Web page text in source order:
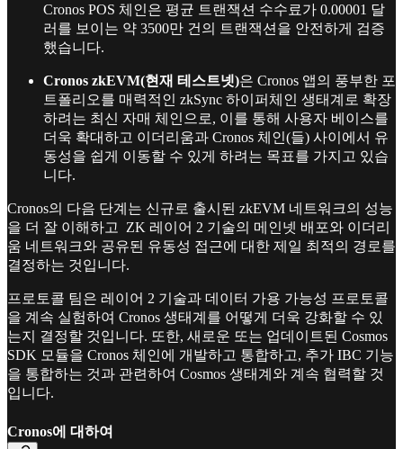
Cronos POS 체인은 평균 트랜잭션 수수료가 0.00001 달
러를 보이는 약 3500만 건의 트랜잭션을 안전하게 검증
했습니다.
Cronos zkEVM(현재 테스트넷)은 Cronos 앱의 풍부한 포
트폴리오를 매력적인 zkSync 하이퍼체인 생태계로 확장
하려는 최신 자매 체인으로, 이를 통해 사용자 베이스를
더욱 확대하고 이더리움과 Cronos 체인(들) 사이에서 유
동성을 쉽게 이동할 수 있게 하려는 목표를 가지고 있습
니다.
Cronos의 다음 단계는 신규로 출시된 zkEVM 네트워크의 성능
을 더 잘 이해하고 ZK 레이어 2 기술의 메인넷 배포와 이더리
움 네트워크와 공유된 유동성 접근에 대한 제일 최적의 경로를
결정하는 것입니다.
프로토콜 팀은 레이어 2 기술과 데이터 가용 가능성 프로토콜
을 계속 실험하여 Cronos 생태계를 어떻게 더욱 강화할 수 있
는지 결정할 것입니다. 또한, 새로운 또는 업데이트된 Cosmos
SDK 모듈을 Cronos 체인에 개발하고 통합하고, 추가 IBC 기능
을 통합하는 것과 관련하여 Cosmos 생태계와 계속 협력할 것
입니다.
Cronos에 대하여